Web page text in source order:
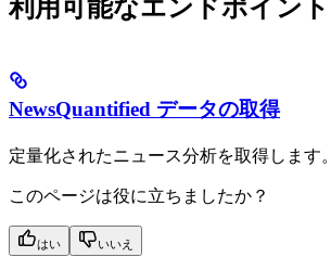
利用可能なエンドポイント
NewsQuantified データの取得
定量化されたニュース分析を取得します。
このページは役に立ちましたか？
はい いいえ